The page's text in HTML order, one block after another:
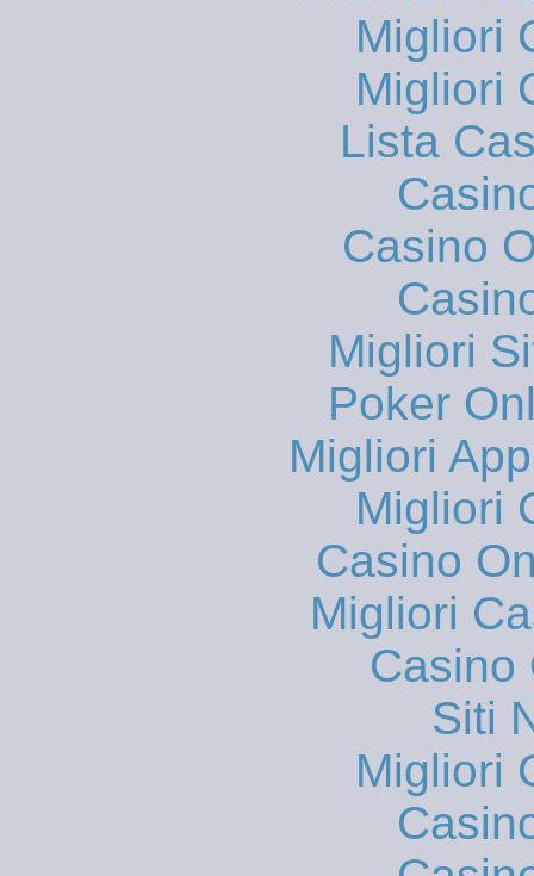
Migliori
Migliori
Lista
Casino
Migliori
Poker
Migliori
Migliori
Casino
Migliori
Casino
Siti
Migliori